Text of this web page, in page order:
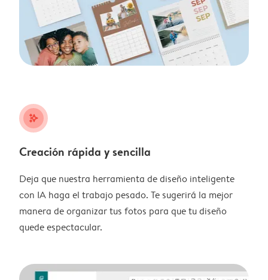
stars_plus
Creación rápida y sencilla
Deja que nuestra herramienta de diseño inteligente
con IA haga el trabajo pesado. Te sugerirá la mejor
manera de organizar tus fotos para que tu diseño
quede espectacular.